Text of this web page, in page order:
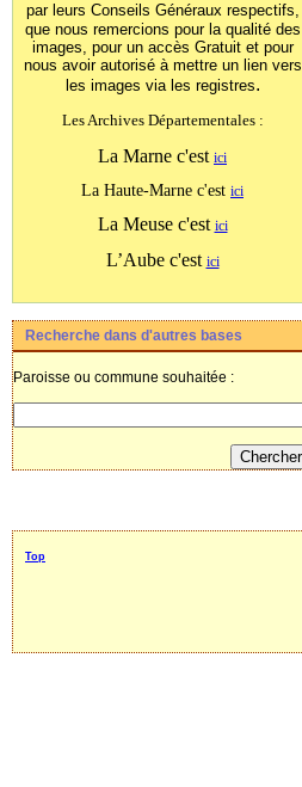
par leurs Conseils Généraux respectifs,
que nous remercions pour la qualité des
images, pour un accès Gratuit et pour
nous avoir autorisé à mettre un lien vers
les images via les registres.
Les Archives Départementales :
La Marne c'est ici
La Haute-Marne c'est ici
La Meuse c'est ici
L’Aube c'est ici
Recherche dans d'autres bases
Paroisse ou commune souhaitée :
Top